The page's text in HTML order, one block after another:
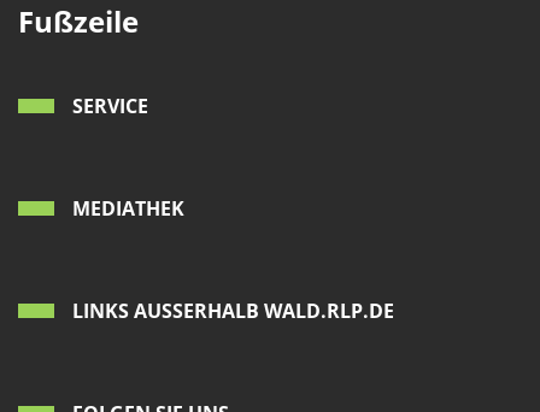
Fußzeile
SERVICE
MEDIATHEK
LINKS AUSSERHALB WALD.RLP.DE